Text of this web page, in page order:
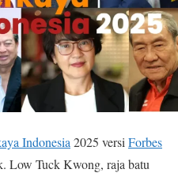
Indonesia 2025 versi Forbes
Low Tuck Kwong, raja batu